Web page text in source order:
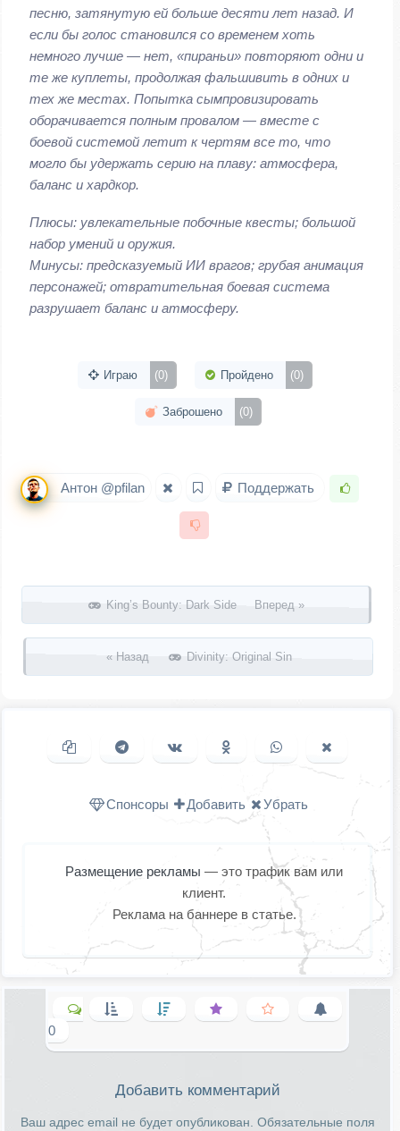
песню, затянутую ей больше десяти лет назад. И
если бы голос становился со временем хоть
немного лучше — нет, «пираньи» повторяют одни и
те же куплеты, продолжая фальшивить в одних и
тех же местах. Попытка сымпровизировать
оборачивается полным провалом — вместе с
боевой системой летит к чертям все то, что
могло бы удержать серию на плаву: атмосфера,
баланс и хардкор.
Плюсы: увлекательные побочные квесты; большой
набор умений и оружия.
Минусы: предсказуемый ИИ врагов; грубая анимация
персонажей; отвратительная боевая система
разрушает баланс и атмосферу.
Играю (0) Пройдено (0)
Заброшено (0)
Антон @pfilan Поддержать
Запись навигация
King’s Bounty: Dark Side Вперед »
« Назад Divinity: Original Sin
Копировать ссылкуПоделиться в Telegram
Поделиться ВКонтакте
Поделиться в
Одноклассниках
Поделиться в
WhatsAppв X
Спонсоры Добавить Убрать
Размещение рекламы — это трафик вам или
клиент.
Реклама на баннере в статье.
0
Добавить комментарий
Ваш адрес email не будет опубликован. Обязательные поля